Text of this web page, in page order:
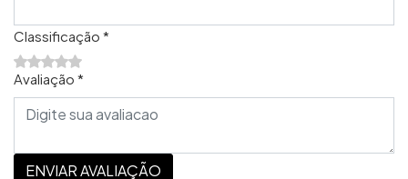
Classificação *
Avaliação *
ENVIAR AVALIAÇÃO